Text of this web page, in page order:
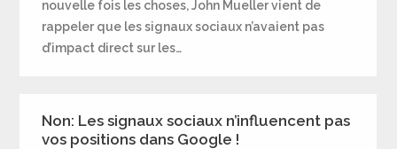
nouvelle fois les choses, John Mueller vient de
rappeler que les signaux sociaux n’avaient pas
d’impact direct sur les…
Non: Les signaux sociaux n’influencent pas
vos positions dans Google !